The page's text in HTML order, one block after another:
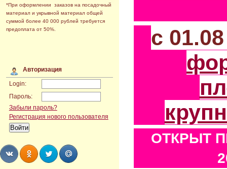
*При оформлении заказов на посадочный
материал и укрывной материал общей
суммой более 40 000 рублей требуется
предоплата от 50%.
Авторизация
Login:
Пароль:
Забыли пароль?
Регистрация нового пользователя
с
ОТКРЫТ